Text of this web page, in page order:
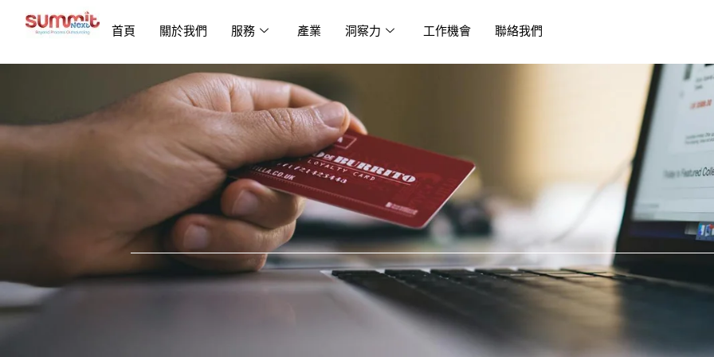
首頁 關於我們 服務 產業 洞察力 工作機會 聯絡我們